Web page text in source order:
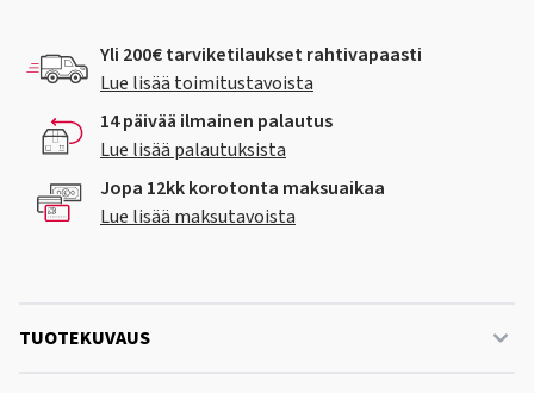
Yli 200€ tarviketilaukset rahtivapaasti
Lue lisää toimitustavoista
14 päivää ilmainen palautus
Lue lisää palautuksista
Jopa 12kk korotonta maksuaikaa
Lue lisää maksutavoista
TUOTEKUVAUS